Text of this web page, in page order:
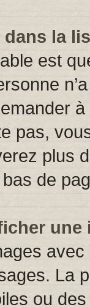
dans la
est
à
pas,
plus
de
une
La
ou